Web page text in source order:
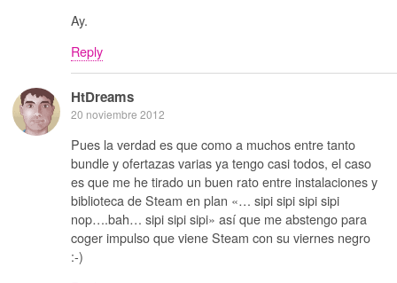
Ay.
Reply
HtDreams
20 noviembre 2012
Pues la verdad es que como a muchos entre tanto
bundle y ofertazas varias ya tengo casi todos, el caso
es que me he tirado un buen rato entre instalaciones y
biblioteca de Steam en plan «… sipi sipi sipi sipi
nop….bah… sipi sipi sipi» así que me abstengo para
coger impulso que viene Steam con su viernes negro
:-)